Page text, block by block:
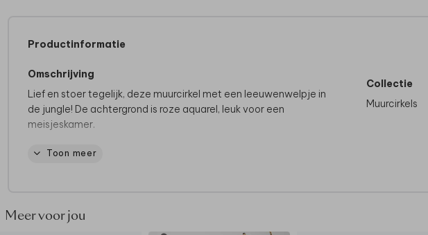
Productinformatie
Omschrijving
Lief en stoer tegelijk, deze muurcirkel met een leeuwenwelpje in
de jungle! De achtergrond is roze aquarel, leuk voor een
meisjeskamer.
Ontwerp een unieke muurcirkel en maak hiermee het kamertje van
Meer inspiratie? Bekijk de hele collectie
Toon meer
Collectie
Muurcirkels
Meer voor jou